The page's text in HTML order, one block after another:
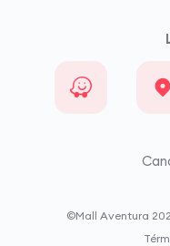
©Mall Aventura